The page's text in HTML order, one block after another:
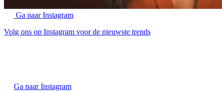
Ga naar Instagram
Volg ons op Instagram voor de nieuwste trends
Ga naar Instagram